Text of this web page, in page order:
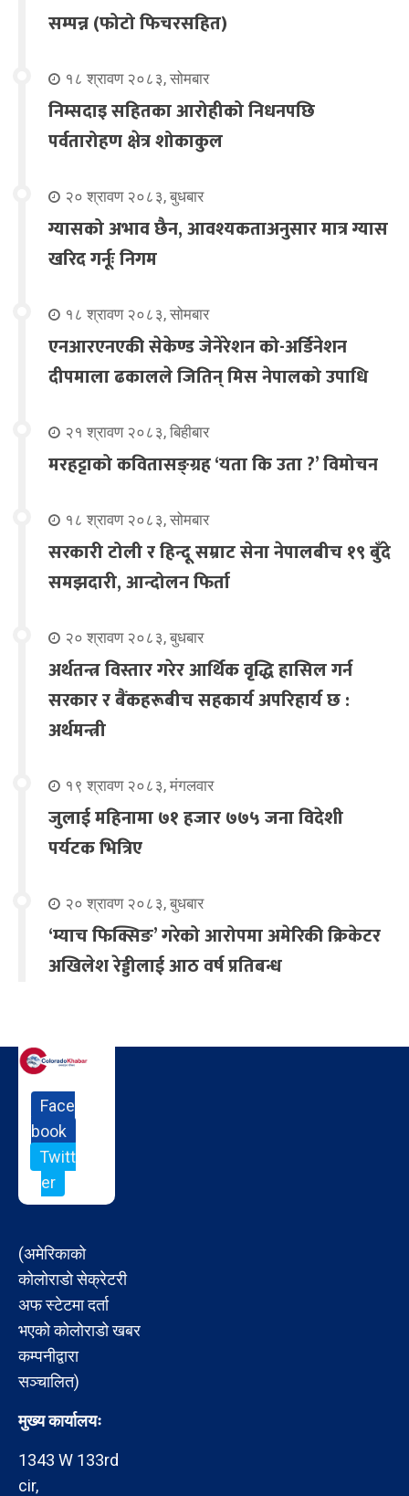
सम्पन्न (फोटो फिचरसहित)
१८ श्रावण २०८३, सोमबार
निम्सदाइ सहितका आरोहीको निधनपछि
पर्वतारोहण क्षेत्र शोकाकुल
२० श्रावण २०८३, बुधबार
ग्यासको अभाव छैन, आवश्यकताअनुसार मात्र ग्यास
खरिद गर्नूः निगम
१८ श्रावण २०८३, सोमबार
एनआरएनएकी सेकेण्ड जेनेरेशन को-अर्डिनेशन
दीपमाला ढकालले जितिन् मिस नेपालको उपाधि
२१ श्रावण २०८३, बिहीबार
मरहट्टाको कवितासङ्ग्रह ‘यता कि उता ?’ विमोचन
१८ श्रावण २०८३, सोमबार
सरकारी टोली र हिन्दू सम्राट सेना नेपालबीच १९ बुँदे
समझदारी, आन्दोलन फिर्ता
२० श्रावण २०८३, बुधबार
अर्थतन्त्र विस्तार गरेर आर्थिक वृद्धि हासिल गर्न
सरकार र बैंकहरूबीच सहकार्य अपरिहार्य छ :
अर्थमन्त्री
१९ श्रावण २०८३, मंगलवार
जुलाई महिनामा ७१ हजार ७७५ जना विदेशी
पर्यटक भित्रिए
२० श्रावण २०८३, बुधबार
‘म्याच फिक्सिङ’ गरेको आरोपमा अमेरिकी क्रिकेटर
अखिलेश रेड्डीलाई आठ वर्ष प्रतिबन्ध
Face
book
Twitt
er
(अमेरिकाको
कोलोराडो सेक्रेटरी
अफ स्टेटमा दर्ता
भएको कोलोराडो खबर
कम्पनीद्वारा
सञ्चालित)
मुख्य कार्यालयः
1343 W 133rd
cir,